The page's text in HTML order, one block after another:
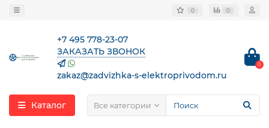
0 0
+7 495 778-23-07
ЗАКАЗАТЬ ЗВОНОК
zakaz@zadvizhka-s-elektroprivodom.ru
0
Каталог Все категории